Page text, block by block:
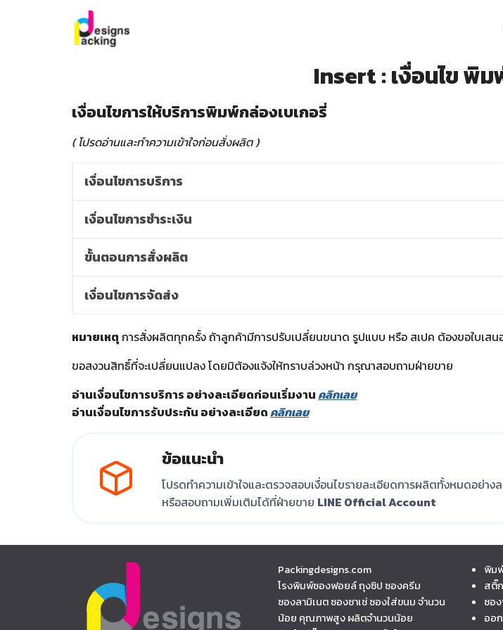
Insert : เงื่อนไข พิ
เงื่อนไขการให้บริการพิมพ์กล่องเบเกอรี่
( โปรดอ่านและทำความเข้าใจก่อนสั่งผลิต )
เงื่อนไขการบริการ
เงื่อนไขการชำระเงิน
ขั้นตอนการสั่งผลิต
เงื่อนไขการจัดส่ง
หมายเหตุการสั่งผลิตทุกครั้ง ถ้าลูกค้ามีการปรับเปลี่ยนขนาด รูปแบบ หรือ สเปค ต้องขอใบเสน
ขอสงวนสิทธิ์ที่จะเปลี่ยนแปลง โดยมิต้องแจ้งให้ทราบล่วงหน้า กรุณาสอบถามฝ่ายขาย
อ่านเงื่อนไขการบริการ อย่างละเอียดก่อนเริ่มงานคลิกเลย
อ่านเงื่อนไขการรับประกัน อย่างละเอียดคลิกเลย
ข้อแนะนำ
โปรดทำความเข้าใจและตรวจสอบเงื่อนไขรายละเอียดการผลิตทั้งหมดอย่
หรือสอบถามเพิ่มเติมได้ที่ฝ่ายขาย LINE Official Account
Packingdesigns.com
โรงพิมพ์ซองฟอยล์ ถุงซิป ซองครีม
ซองลามิเนต ซองซาเช่ ซองใส่ขนม จำนวน
น้อย คุณภาพสูง ผลิตจำนวนน้อย
พิม
สติ๊
ซอ
ออ